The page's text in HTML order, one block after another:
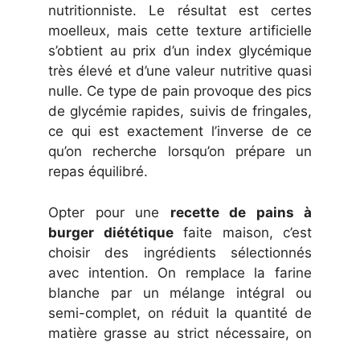
nutritionniste. Le résultat est certes
moelleux, mais cette texture artificielle
s’obtient au prix d’un index glycémique
très élevé et d’une valeur nutritive quasi
nulle. Ce type de pain provoque des pics
de glycémie rapides, suivis de fringales,
ce qui est exactement l’inverse de ce
qu’on recherche lorsqu’on prépare un
repas équilibré.
Opter pour une recette de pains à
burger diététiquefaite maison, c’est
choisir des ingrédients sélectionnés
avec intention. On remplace la farine
blanche par un mélange intégral ou
semi-complet, on réduit la quantité de
matière grasse au strict nécessaire, on